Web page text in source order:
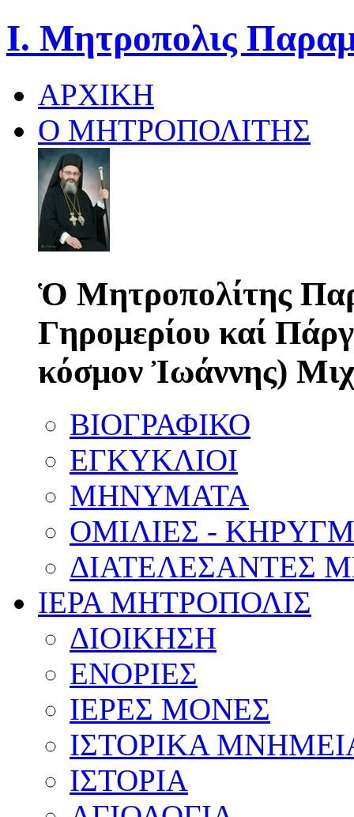
Ι. Μητροπολις
ΑΡΧΙΚΗ
Ο ΜΗΤΡΟΠΟΛΙΤΗΣ
Ὁ Μητροπολίτης
Γηρομερίου καί
κόσμον Ἰωάννης)
ΒΙΟΓΡΑΦΙΚΟ
ΕΓΚΥΚΛΙΟΙ
ΜΗΝΥΜΑΤΑ
ΟΜΙΛΙΕΣ -
ΔΙΑΤΕΛΕΣΑΝΤΕΣ
ΙΕΡΑ ΜΗΤΡΟΠΟΛΙΣ
ΔΙΟΙΚΗΣΗ
ΕΝΟΡΙΕΣ
ΙΕΡΕΣ ΜΟΝΕΣ
ΙΣΤΟΡΙΚΑ
ΙΣΤΟΡΙΑ